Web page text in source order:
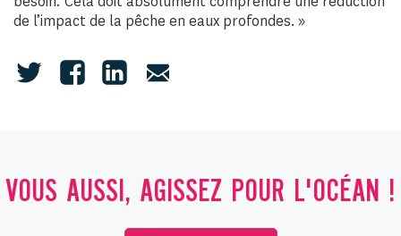
de l’impact de la pêche en eaux profondes. »
VOUS AUSSI, AGISSEZ POUR L'OCÉAN !